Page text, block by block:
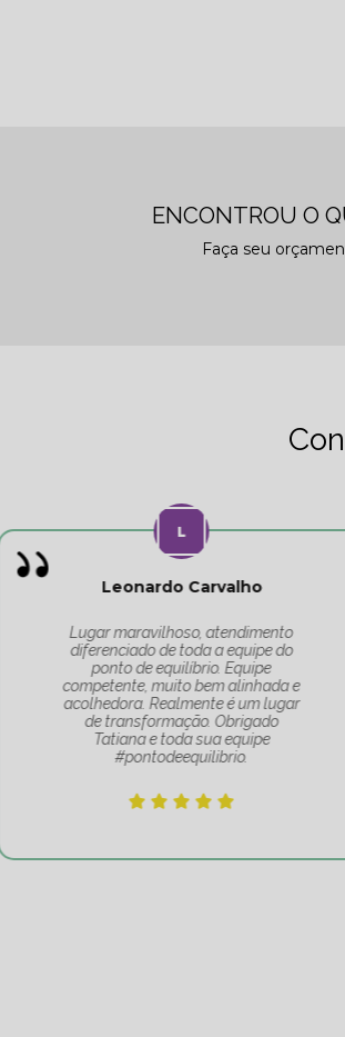
ENCONTROU O
Faça seu
Leonardo Carvalho
Lugar maravilhoso, atendimento
diferenciado de toda a equipe do
ponto de equilíbrio. Equipe
competente, muito bem alinhada e
acolhedora. Realmente é um lugar
de transformação. Obrigado
Tatiana e toda sua equipe
#pontodeequilibrio.